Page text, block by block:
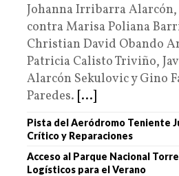
Johanna Irribarra Alarcón,
contra Marisa Poliana
Christian David Obando
Patricia Calisto Triviño,
Alarcón Sekulovic y Gino
Paredes. [...]
Pista del Aeródromo Teniente
Crítico y Reparaciones
Acceso al Parque Nacional
Logísticos para el Verano